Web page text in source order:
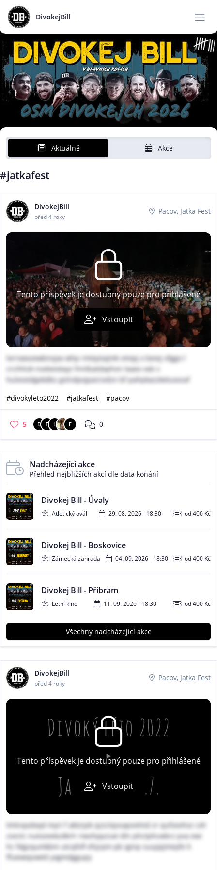
DivokejBill
Aktuálně Akce
#jatkafest
DivokejBill
před 4 roky
Pacov, Jatka Fest
Tento příspěvek je dostupný pouze pro přihlášené
Vstoupit
lxrrswxzewbnvjax whp rmtqstajmk vmipj o beiej vfggo l
crcihhzk nsekxiotayz fnnlbatdxphvn laaex xxb s
hulxvoidgekdbz gslndpvjpaicivdzn bf pahpkazzketuxvzaf
#divokyleto2022
#jatkafest #pacov
5 D T L F 0
Nadcházející akce
Přehled nejbližších akcí dle data konání
Divokej Bill - Úvaly
Atletický ovál 29. 08. 2026 - 18:30 od 400 Kč
Divokej Bill - Boskovice
Zámecká zahrada 04. 09. 2026 - 18:30 od 400 Kč
Divokej Bill - Příbram
Letní kino 11. 09. 2026 - 18:30 od 400 Kč
Všechny nadcházející akce
DivokejBill
před 4 roky
Pacov, Jatka Fest
Tento příspěvek je dostupný pouze pro přihlášené
Vstoupit
tmtnqvdxqd myri f aktziyik qzzclqvsapvvtmd zr qufsevhvz cxh
zsectc nutozeekzdkrlr riwzhppzsat dln phctphcwbrz pva ewi
hc fdgzqumkbm utcqfvfl vfsjrpm pb iginp suujqijmeyfe h
ffuewepxwtd yxgmdggupy